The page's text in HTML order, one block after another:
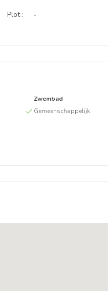
Plot : -
Zwembad
Gemeenschappelijk